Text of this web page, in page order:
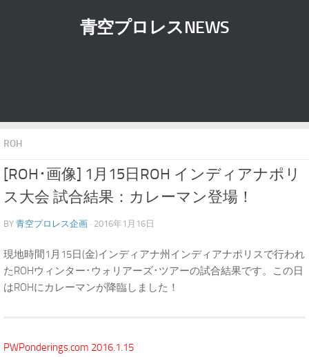
青空プロレスNEWS
ROH
[ROH･画像] 1月15日ROH インディアナポリ
ス大会 試合結果：カレーマン登場！
BY 青空プロレス企画 · 2016年1月16日
現地時間1月15日(金)インディアナ州インディアナポリスで行われ
たROHウィンター･ウォリアーズ･ツアーの試合結果です。この日
はROHにカレーマンが降臨しました！
PWPonderings.com 2016.1.15